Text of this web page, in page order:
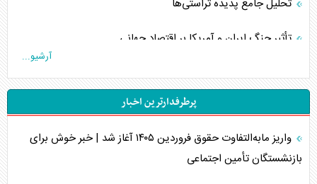
تحلیل جامع پدیده تراستی‌ها
تأثیر جنگ ایران و آمریکا بر اقتصاد جهانی
تخریب پل‌ها در اوکراین و فروپاشی روایت دوگانه غرب
اربعین، کابوس مشترک تل‌آویو-واشنگتن
برنامه هفتم توسعه در نقطه کور سیاستگذاری
آرشیو...
پرطرفدارترین اخبار
واریز مابه‌التفاوت حقوق فروردین ۱۴۰۵ آغاز شد | خبر خوش برای
بازنشستگان تأمین اجتماعی